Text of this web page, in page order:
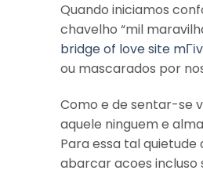
Quando iniciamos
chavelho “mil
bridge of love site
ou mascarados por
Como e de sentar-se
aquele ninguem e
Para essa tal
abarcar acoes incluso